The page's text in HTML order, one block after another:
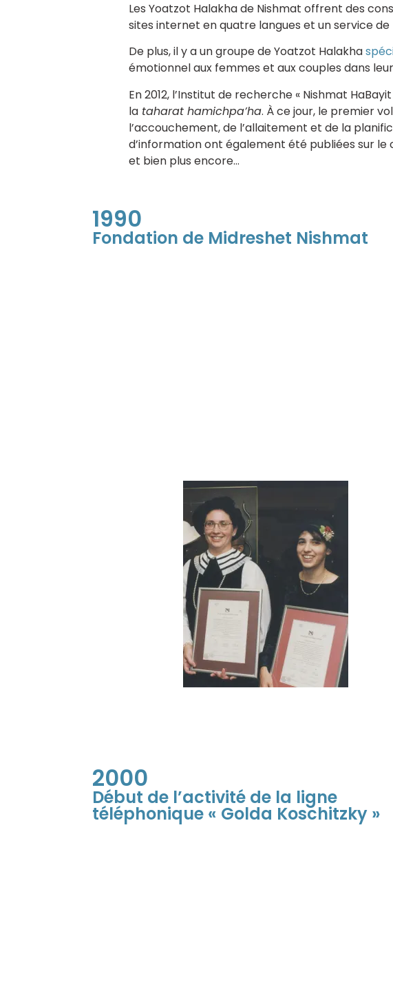
Les Yoatzot Halakha de Nishmat offrent des
sites internet en quatre langues et un service
De plus, il y a un groupe de Yoatzot Halakha
émotionnel aux femmes et aux couples dans
En 2012, l’Institut de recherche « Nishmat
la taharat hamichpa’ha. À ce jour, le premier
l’accouchement, de l’allaitement et de la
d’information ont également été publiées sur
et bien plus encore…
1990
Fondation de Midreshet Nishmat
2000
Début de l’activité de la ligne
téléphonique « Golda Koschitzky »